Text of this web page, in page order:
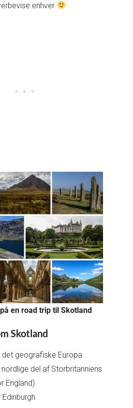
enhver
en road trip til Skotland
Skotland
det geografiske Europa
del af Storbritanniens
England).